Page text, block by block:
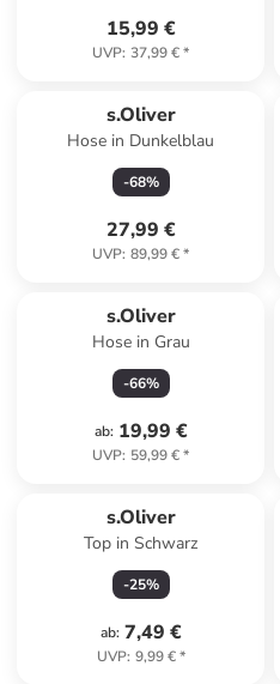
15,99 €
UVP: 37,99 €*
s.Oliver
Hose in Dunkelblau
-68%
27,99 €
UVP: 89,99 €*
s.Oliver
Hose in Grau
-66%
ab: 19,99 €
UVP: 59,99 €*
s.Oliver
Top in Schwarz
-25%
ab: 7,49 €
UVP: 9,99 €*